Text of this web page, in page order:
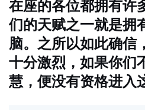
在座的各位都拥有许
们的天赋之一就是拥
脑。之所以如此确信
十分激烈，如果你们
慧，便没有资格进入